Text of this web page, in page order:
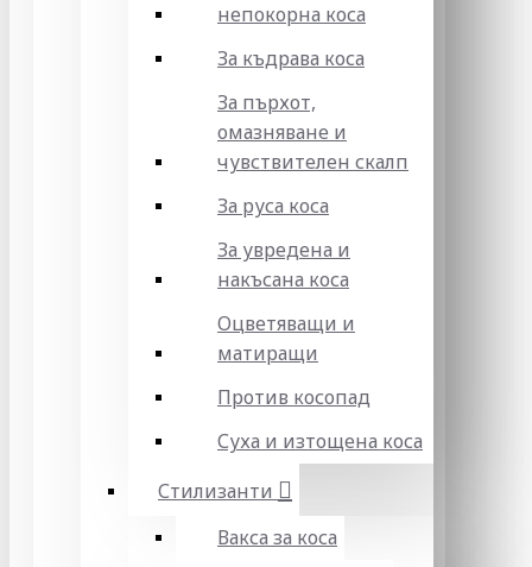
непокорна коса
За къдрава коса
За пърхот,
омазняване и
чувствителен скалп
За руса коса
За увредена и
накъсана коса
Оцветяващи и
матиращи
Против косопад
Суха и изтощена коса
Стилизанти
Вакса за коса